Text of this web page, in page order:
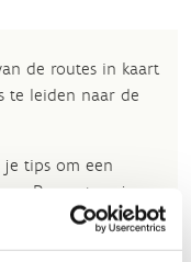
de routes in kaart
te leiden naar de
tips om een
Respecteer je
jouw